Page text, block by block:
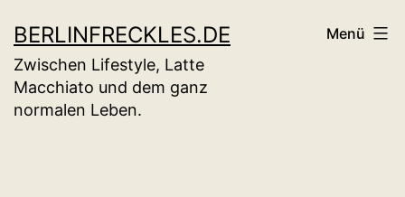
Inhalt
springen
BERLINFRECKLES.DE
Zwischen Lifestyle, Latte
Macchiato und dem ganz
normalen Leben.
Menü